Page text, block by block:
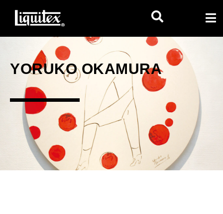
YORUKO OKAMURA